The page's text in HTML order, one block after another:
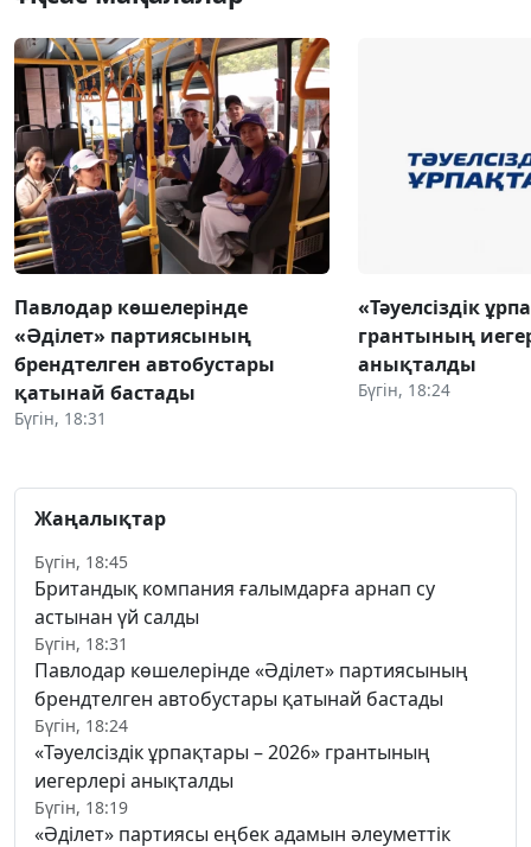
Павлодар көшелерінде
«Әділет» партиясының
брендтелген автобустары
қатынай бастады
Бүгін, 18:31
«Тәуелсіздік
грантының
анықталды
Бүгін, 18:24
Жаңалықтар
Бүгін, 18:45
Британдық компания ғалымдарға арнап су
астынан үй салды
Бүгін, 18:31
Павлодар көшелерінде «Әділет» партиясының
брендтелген автобустары қатынай бастады
Бүгін, 18:24
«Тәуелсіздік ұрпақтары – 2026» грантының
иегерлері анықталды
Бүгін, 18:19
«Әділет» партиясы еңбек адамын әлеуметтік